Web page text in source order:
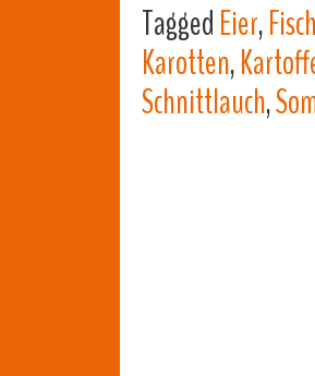
TaggedEier,Fisch
Karotten,
Schnittlauch,